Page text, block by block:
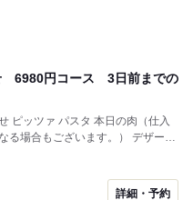
6980円コース 3日前までの
入
合もございます。） デザート
ころのスタンダードラインナップ
ルギー 好き嫌い等 をご予算
詳細・予約